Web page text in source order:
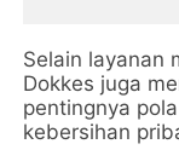
Selain layanan
Dokkes juga
pentingnya
kebersihan